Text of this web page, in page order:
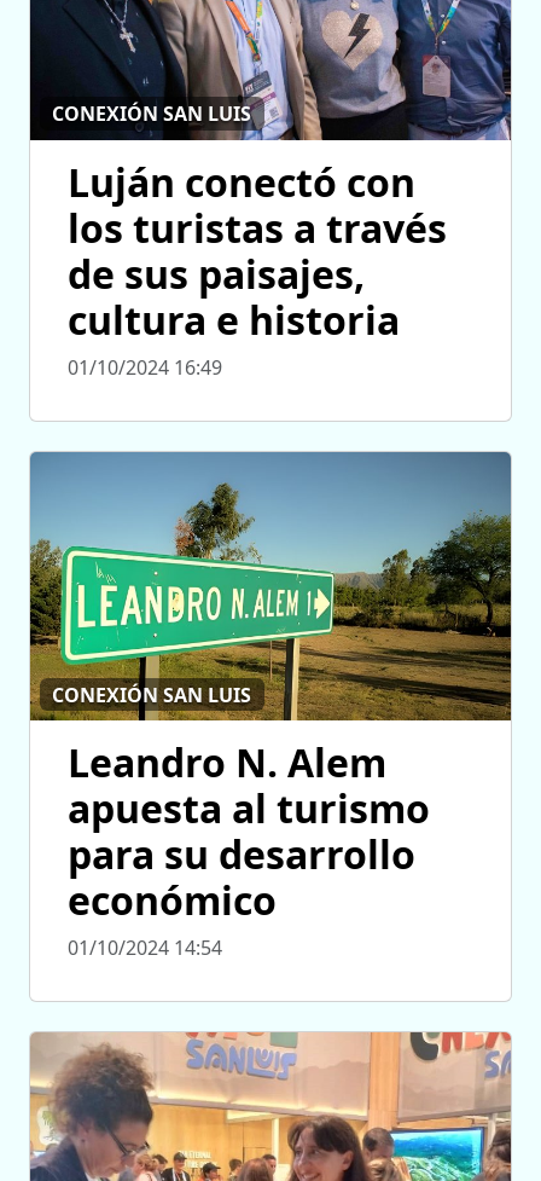
CONEXIÓN SAN LUIS
Luján conectó con
los turistas a través
de sus paisajes,
cultura e historia
01/10/2024 16:49
CONEXIÓN SAN LUIS
Leandro N. Alem
apuesta al turismo
para su desarrollo
económico
01/10/2024 14:54